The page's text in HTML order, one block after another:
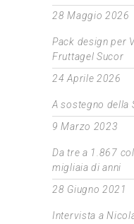
28 Maggio 2026
Pack design per
Fruttagel Sucor
24 Aprile 2026
A sostegno della
9 Marzo 2023
Da tre a 1.867
migliaia di anni
28 Giugno 2021
Intervista a